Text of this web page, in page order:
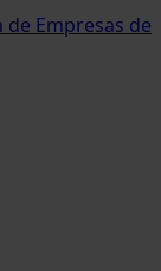
Empresas de